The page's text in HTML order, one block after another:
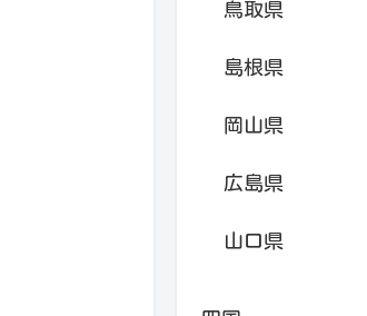
鳥取県
島根県
岡山県
広島県
山口県